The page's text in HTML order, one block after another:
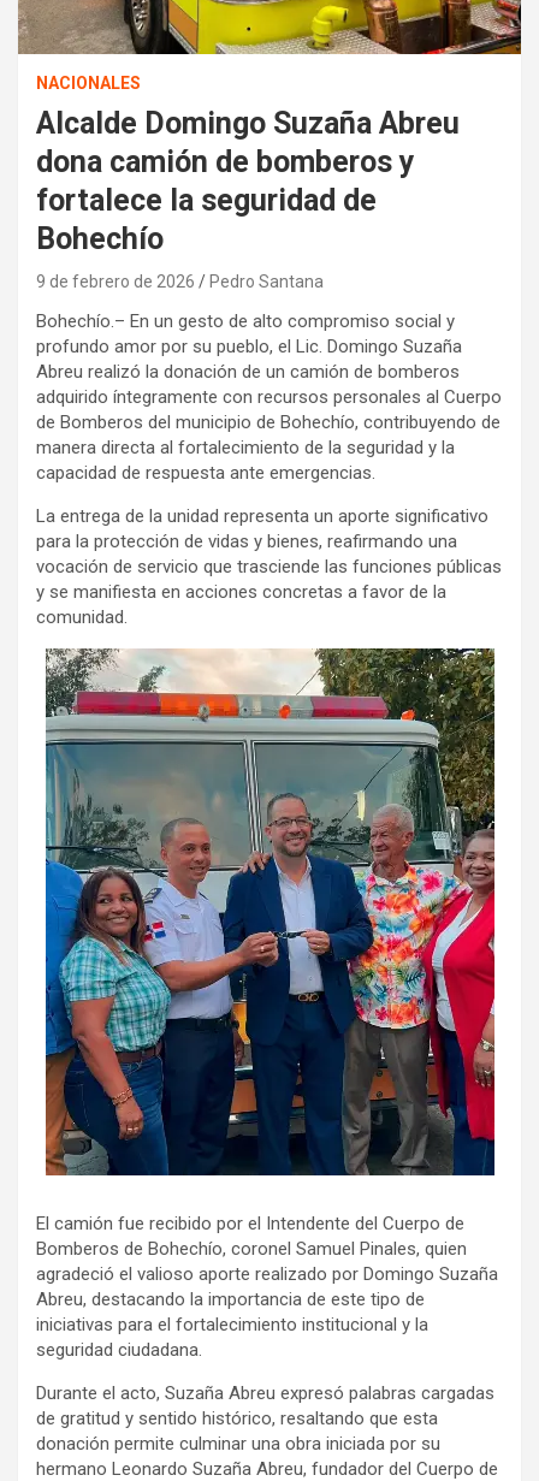
NACIONALES
Alcalde Domingo Suzaña Abreu
dona camión de bomberos y
fortalece la seguridad de
Bohechío
9 de febrero de 2026 Pedro Santana
Bohechío.– En un gesto de alto compromiso social y
profundo amor por su pueblo, el Lic. Domingo Suzaña
Abreu realizó la donación de un camión de bomberos
adquirido íntegramente con recursos personales al Cuerpo
de Bomberos del municipio de Bohechío, contribuyendo de
manera directa al fortalecimiento de la seguridad y la
capacidad de respuesta ante emergencias.
La entrega de la unidad representa un aporte significativo
para la protección de vidas y bienes, reafirmando una
vocación de servicio que trasciende las funciones públicas
y se manifiesta en acciones concretas a favor de la
comunidad.
El camión fue recibido por el Intendente del Cuerpo de
Bomberos de Bohechío, coronel Samuel Pinales, quien
agradeció el valioso aporte realizado por Domingo Suzaña
Abreu, destacando la importancia de este tipo de
iniciativas para el fortalecimiento institucional y la
seguridad ciudadana.
Durante el acto, Suzaña Abreu expresó palabras cargadas
de gratitud y sentido histórico, resaltando que esta
donación permite culminar una obra iniciada por su
hermano Leonardo Suzaña Abreu, fundador del Cuerpo de